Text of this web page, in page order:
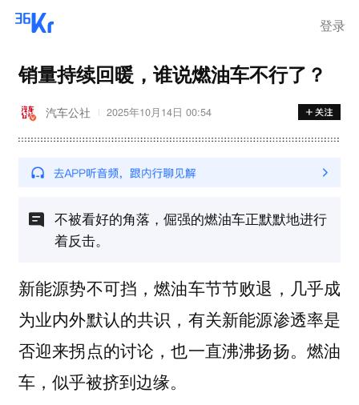
登录
销量持续回暖，谁说燃油车不行了？
汽车公社 2025年10月14日 00:54
不被看好的角落，倔强的燃油车正默默地进行
着反击。
新能源势不可挡，燃油车节节败退，几乎成
为业内外默认的共识，有关新能源渗透率是
否迎来拐点的讨论，也一直沸沸扬扬。燃油
车，似乎被挤到边缘。